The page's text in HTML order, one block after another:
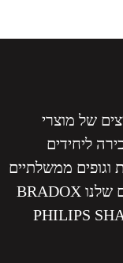
של מוצרי
משנת 1992 מכירה ליחידים
וגופים ממשלתיים
יצור ויבוא עפ בקשת הלקוח המותגים שלנו BRADOX
PHILIPS